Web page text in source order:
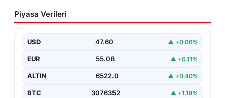
Merkez Bankası Nisan Ayı Faiz Kararı Ne
Zaman Açıklanacak? Ekonomistlerin
Türkiye Cumhuriyet Merkez Bankası (TCMB) Para
üzere…
Piyasa Verileri
USD 47.60 ▲ +0.06%
EUR 55.08 ▲ +0.11%
ALTIN 6522.0 ▲ +0.40%
BTC 3076352 ▲ +1.18%